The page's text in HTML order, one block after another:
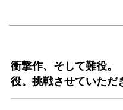
衝撃作、そして難役。
役。挑戦させていただ